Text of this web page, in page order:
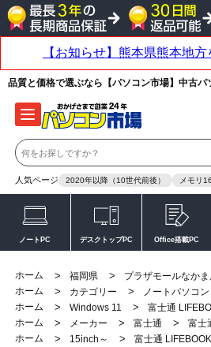
品質と価格で選ぶなら【パソコン市場】中古パ
人気ページ 2020年以降（10世代前後） メモリ
ノートPC デスクトップPC Office搭載PC
ホーム > 福岡県 > プラザモールなか
ホーム
> カテゴリー > ノートパソコン
ホーム
> Windows 11 >
富士通
ホーム
> メーカー > 富士通 >
富士
ホーム
> 15inch～ > 富士通